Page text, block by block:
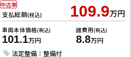
支払総額(税込) 109.9万円
車両本体価格(税込)
101.1万円
諸費用(税込)
8.8万円
法定整備：整備付
中古車